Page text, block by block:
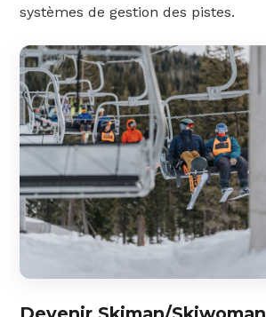
systèmes de gestion des pistes.